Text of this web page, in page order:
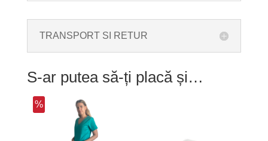
TRANSPORT SI RETUR
S-ar putea să-ți placă și…
%